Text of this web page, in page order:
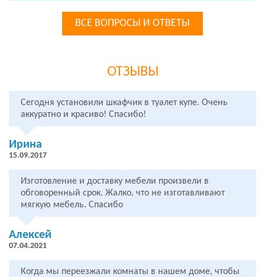
ВСЕ ВОПРОСЫ И ОТВЕТЫ
ОТЗЫВЫ
Сегодня установили шкафчик в туалет купе. Очень
аккуратно и красиво! Спасибо!
Ирина
15.09.2017
Изготовление и доставку мебели произвели в
обговоренный срок. Жалко, что не изготавливают
мягкую мебель. Спасибо
Алексей
07.04.2021
Когда мы переезжали комнаты в нашем доме, чтобы